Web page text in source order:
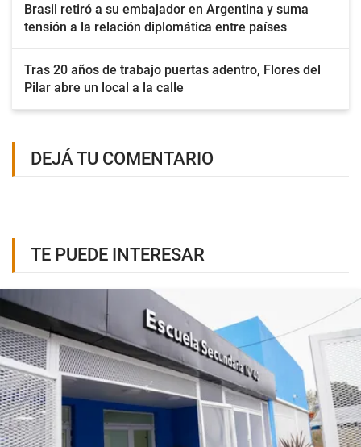
Brasil retiró a su embajador en Argentina y suma
tensión a la relación diplomática entre países
Tras 20 años de trabajo puertas adentro, Flores del
Pilar abre un local a la calle
DEJÁ TU COMENTARIO
TE PUEDE INTERESAR